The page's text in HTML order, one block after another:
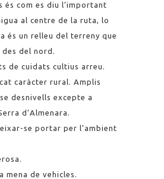
és com es diu l’important
al centre de la ruta, lo
és un relleu del terreny que
des del nord.
de cuidats cultius arreu.
caràcter rural. Amplis
desnivells excepte a
d’Almenara.
se portar per l’ambient
mena de vehicles.